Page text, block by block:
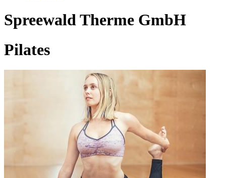
Spreewald Therme GmbH
Pilates